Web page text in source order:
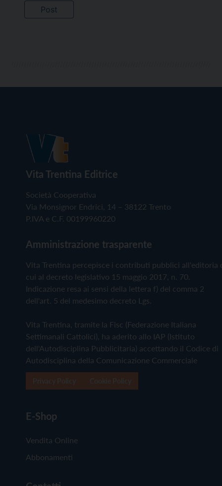
Vita Trentina Editrice
Società Cooperativa
Via Monsignor Endrici, 14 – 38122 Trento
P.IVA e C.F. 00199960220
Amministrazione trasparente
Vita Trentina percepisce i contributi pubblici all'editoria
cui al decreto legislativo 15 maggio 2017, n. 70.
Indicazione resa ai sensi della lettera f) del comma 2
dell'art. 5 del medesimo decreto Lgs.
Vita Trentina, tramite la Fisc (Federazione Italiana
Settimanali Cattolici), ha aderito allo IAP (Istituto
dell'Autodisciplina Pubblicitaria) accettando il Codice di
Autodisciplina della Comunicazione Commerciale
E-Shop
Vendita Online
Abbonamenti